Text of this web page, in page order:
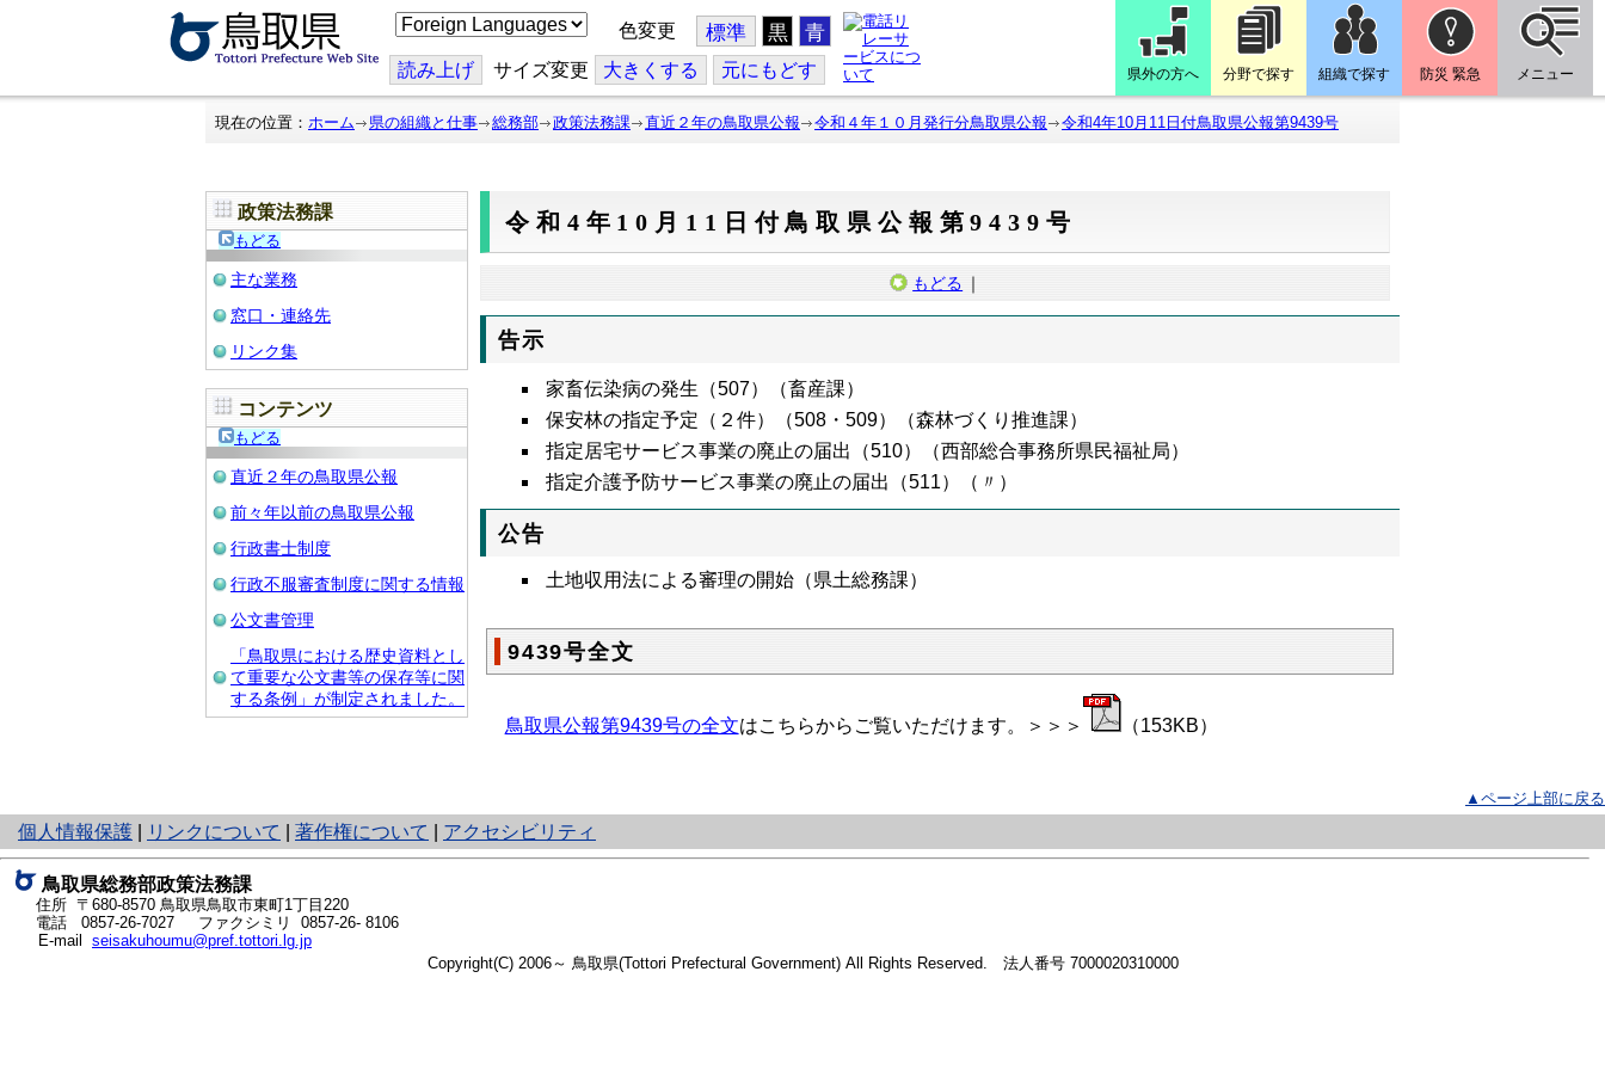
こ
の
ジ
を
翻
色変更 標準 黒 青
読み上げ サイズ変更 大きくする 元にもどす 県外の方へ 分野で探す 組織で探す 防災 緊急 メニュー
現在の位置： ホーム 県の組織と仕事 総務部 政策法務課 直近２年の鳥取県公報 令和４年１０月発行分鳥取県公報 令和4年10月11日付鳥取県公報第9439号
政策法務課
もどる
主な業務
窓口・連絡先
リンク集
コンテンツ
もどる
直近２年の鳥取県公報
前々年以前の鳥取県公報
行政書士制度
行政不服審査制度に関する情報
公文書管理
「鳥取県における歴史資料とし
て重要な公文書等の保存等に関
する条例」が制定されました。
令和4年10月11日付鳥取県公報第9439号
もどる ｜
告示
家畜伝染病の発生（507）（畜産課）
保安林の指定予定（２件）（508・509）（森林づくり推進課）
指定居宅サービス事業の廃止の届出（510）（西部総合事務所県民福祉局）
指定介護予防サービス事業の廃止の届出（511）（〃）
公告
土地収用法による審理の開始（県土総務課）
9439号全文
鳥取県公報第9439号の全文はこちらからご覧いただけます。＞＞＞ （153KB）
▲ページ上部に戻る
個人情報保護
と
り
ネ
ッ
ト
へ
リンクについて 著作権について アクセシビリティ
鳥取県総務部政策法務課
住所 〒680-8570 鳥取県鳥取市東町1丁目220
電話 0857-26-7027
ファクシミリ 0857-26- 8106
E-mail seisakuhoumu@pref.tottori.lg.jp
Copyright(C) 2006～ 鳥取県(Tottori Prefectural Government) All Rights Reserved. 法人番号 7000020310000